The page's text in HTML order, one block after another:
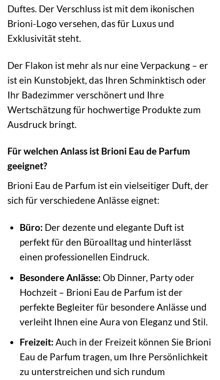
Duftes. Der Verschluss ist mit dem ikonischen
Brioni-Logo versehen, das für Luxus und
Exklusivität steht.
Der Flakon ist mehr als nur eine Verpackung – er
ist ein Kunstobjekt, das Ihren Schminktisch oder
Ihr Badezimmer verschönert und Ihre
Wertschätzung für hochwertige Produkte zum
Ausdruck bringt.
Für welchen Anlass ist Brioni Eau de Parfum
geeignet?
Brioni Eau de Parfum ist ein vielseitiger Duft, der
sich für verschiedene Anlässe eignet:
Büro: Der dezente und elegante Duft ist
perfekt für den Büroalltag und hinterlässt
einen professionellen Eindruck.
Besondere Anlässe: Ob Dinner, Party oder
Hochzeit – Brioni Eau de Parfum ist der
perfekte Begleiter für besondere Anlässe und
verleiht Ihnen eine Aura von Eleganz und Stil.
Freizeit: Auch in der Freizeit können Sie Brioni
Eau de Parfum tragen, um Ihre Persönlichkeit
zu unterstreichen und sich rundum